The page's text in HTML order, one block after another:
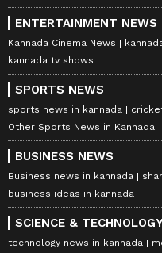
ENTERTAINMENT NEWS
Kannada Cinema News
kannada tv shows
SPORTS NEWS
sports news in kannada
Other Sports News in Kannada
BUSINESS NEWS
Business news in kannada
business ideas in kannada
SCIENCE &
technology news in kannada